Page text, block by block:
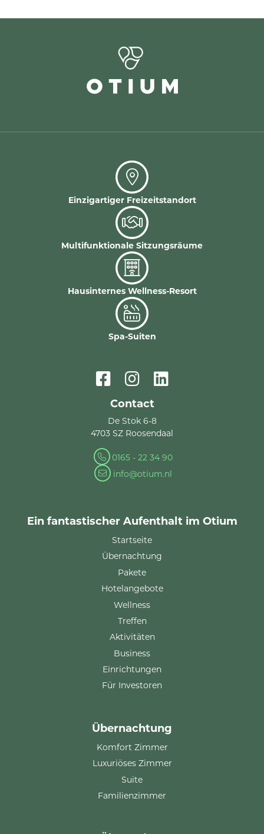
Einzigartiger Freizeitstandort
Multifunktionale Sitzungsräume
Hausinternes Wellness-Resort
Spa-Suiten
Contact
De Stok 6-8
4703 SZ Roosendaal
0165 - 22 34 90
info@otium.nl
Ein fantastischer Aufenthalt im Otium
Startseite
Übernachtung
Pakete
Hotelangebote
Wellness
Treffen
Aktivitäten
Business
Einrichtungen
Für Investoren
Übernachtung
Komfort Zimmer
Luxuriöses Zimmer
Suite
Familienzimmer